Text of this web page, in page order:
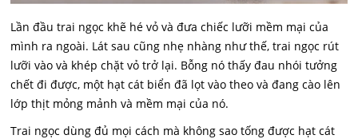
Lần đầu trai ngọc khẽ hé vỏ và đưa chiếc lưỡi mềm mại của
mình ra ngoài. Lát sau cũng nhẹ nhàng như thế, trai ngọc rút
lưỡi vào và khép chặt vỏ trở lại. Bỗng nó thấy đau nhói tưởng
chết đi được, một hạt cát biển đã lọt vào theo và đang cào lên
lớp thịt mỏng mảnh và mềm mại của nó.
Trai ngọc dùng đủ mọi cách mà không sao tống được hạt cát